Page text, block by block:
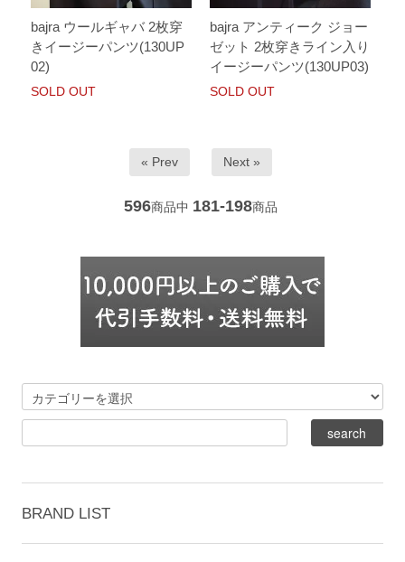
bajra ウールギャバ 2枚穿
きイージーパンツ(130UP
02)
SOLD OUT
bajra アンティーク ジョー
ゼット 2枚穿きライン入り
イージーパンツ(130UP03)
SOLD OUT
« Prev Next »
596商品中 181-198商品
BRAND LIST